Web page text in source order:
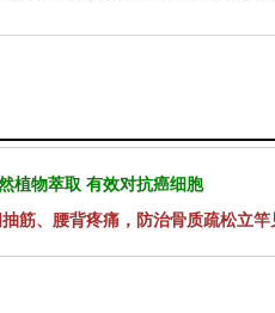
植物萃取 有效对抗癌细胞
筋、腰背疼痛，防治骨质疏松立竿